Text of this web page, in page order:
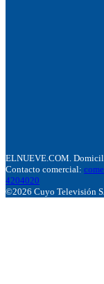
ELNUEVE.COM.
Contacto comercial:
4204020
©2026 Cuyo Televisión